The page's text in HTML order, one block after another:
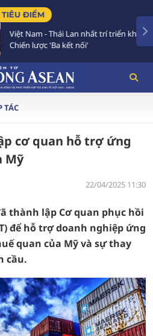
Lan nhất trí triển khai thực chất
kết nối'
TÁC
cơ quan hỗ trợ ứng
Mỹ
22/04/2025 11:30
thành lập Cơ quan phục hồi
để hỗ trợ doanh nghiệp ứng
quan của Mỹ và sự thay
cầu.